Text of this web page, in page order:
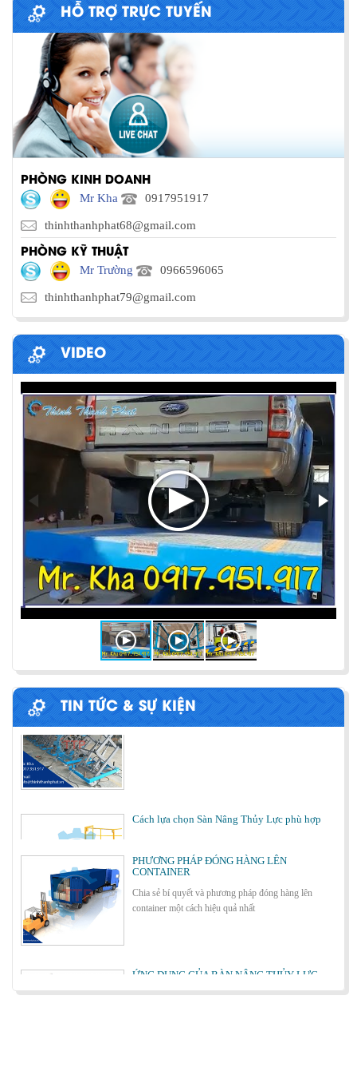
HỖ TRỢ TRỰC TUYẾN
PHÒNG KINH DOANH
Mr Kha 0917951917
thinhthanhphat68@gmail.com
PHÒNG KỸ THUẬT
Mr Trường 0966596065
thinhthanhphat79@gmail.com
VIDEO
TIN TỨC & SỰ KIỆN
PHƯƠNG PHÁP ĐÓNG HÀNG LÊN
CONTAINER
Chia sẻ bí quyết và phương pháp đóng hàng lên
container một cách hiệu quả nhất
ỨNG DỤNG CỦA BÀN NÂNG THỦY LỰC
Cùng tìm hiểu về ứng dụng của bàn nâng thủy lực
trong các lĩnh vực, ngành nghề.
Bơm thủy lực Dock leveler
CONTAINER
container một cách hiệu quả nhất
trong các lĩnh vực, ngành nghề.